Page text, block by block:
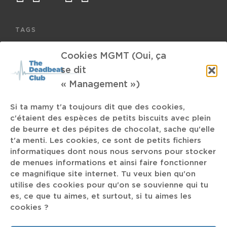
Cookies MGMT (Oui, ça
se dit
« Management »)
Si ta mamy t'a toujours dit que des cookies,
c'étaient des espèces de petits biscuits avec plein
de beurre et des pépites de chocolat, sache qu'elle
t'a menti. Les cookies, ce sont de petits fichiers
informatiques dont nous nous servons pour stocker
de menues informations et ainsi faire fonctionner
ce magnifique site internet. Tu veux bien qu'on
utilise des cookies pour qu'on se souvienne qui tu
es, ce que tu aimes, et surtout, si tu aimes les
cookies ?
TAGS
Backwoodz Studioz
Little Simz Ennio Morricone
Genesis David Eugene Edwards
Gilla Band LSD Suzane Vega Tomahak
Sound Design Dillon Anna von Hausswolff
DJ Muggs the Black Goat Scratch Sigrid MIT
noël